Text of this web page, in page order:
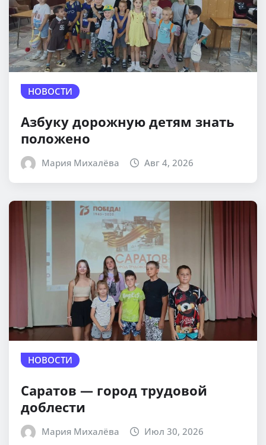
НОВОСТИ
Азбуку дорожную детям знать
положено
Мария Михалёва Авг 4, 2026
НОВОСТИ
Саратов — город трудовой
доблести
Мария Михалёва Июл 30, 2026